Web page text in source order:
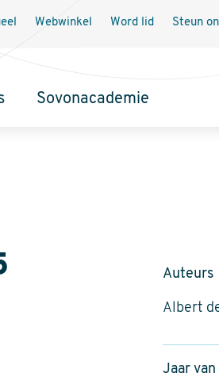
Sovonacademie
Webwinkel Word lid Steun
Auteurs
Albert
Jaar